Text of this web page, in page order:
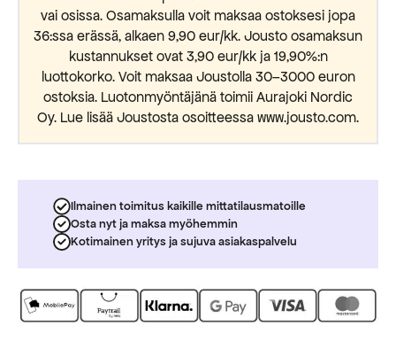
vai osissa. Osamaksulla voit maksaa ostoksesi jopa
36:ssa erässä, alkaen 9,90 eur/kk. Jousto osamaksun
kustannukset ovat 3,90 eur/kk ja 19,90%:n
luottokorko. Voit maksaa Joustolla 30–3000 euron
ostoksia. Luotonmyöntäjänä toimii Aurajoki Nordic
Oy. Lue lisää Joustosta osoitteessa www.jousto.com.
Ilmainen toimitus kaikille mittatilausmatoille
Osta nyt ja maksa myöhemmin
Kotimainen yritys ja sujuva asiakaspalvelu